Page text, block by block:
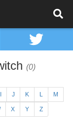
(0)
J K L M
X Y Z